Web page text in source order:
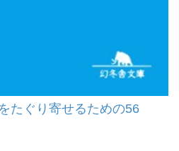
たぐり寄せるための56